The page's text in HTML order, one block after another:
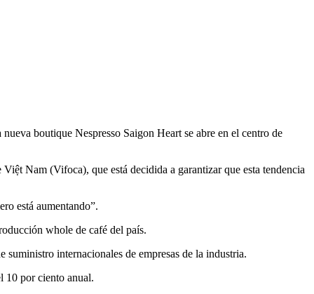
boutique Nespresso Saigon Heart se abre en el centro de
Nam (Vifoca), que está decidida a garantizar que esta tendencia
está aumentando”.
whole de café del país.
suministro internacionales de empresas de la industria.
10 por ciento anual.